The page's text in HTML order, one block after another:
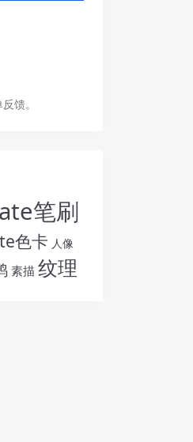
馈。
笔刷
色卡 人像
素描 纹理